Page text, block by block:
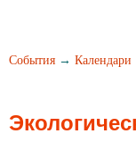
События → Календари